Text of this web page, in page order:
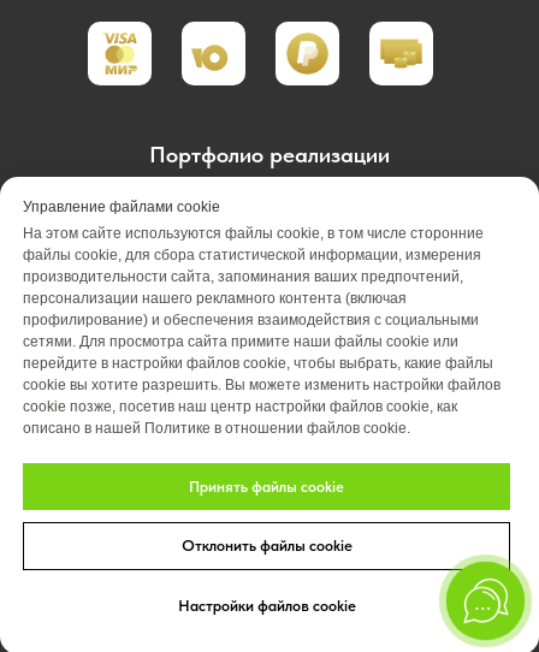
Портфолио реализации
Портфолио проектирования
Портфолио обслуживания
Акции
Вакансии
О компании
Отзывы
Блог
Оплата Контакты
© 2026 Студия ландшафтного дизайна «Art Story»
Политика конфиденциальности.
Управление файлами cookie
На этом сайте используются файлы cookie, в том числе сторонние
файлы cookie, для сбора статистической информации, измерения
производительности сайта, запоминания ваших предпочтений,
персонализации нашего рекламного контента (включая
профилирование) и обеспечения взаимодействия с социальными
сетями. Для просмотра сайта примите наши файлы cookie или
перейдите в настройки файлов cookie, чтобы выбрать, какие файлы
cookie вы хотите разрешить. Вы можете изменить настройки файлов
cookie позже, посетив наш центр настройки файлов cookie, как
описано в нашей Политике в отношении файлов cookie.
Принять файлы cookie
Отклонить файлы cookie
Настройки файлов cookie